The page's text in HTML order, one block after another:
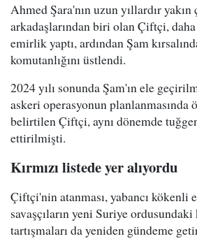
Ahmed Şara'nın uzun yıllardır yakın
arkadaşlarından biri olan Çiftçi,
emirlik yaptı, ardından Şam
komutanlığını üstlendi.
2024 yılı sonunda Şam'ın ele
askeri operasyonun planlanmasında
belirtilen Çiftçi, aynı dönemde
ettirilmişti.
Kırmızı listede yer alıyordu
Çiftçi'nin atanması, yabancı kökenli
savaşçıların yeni Suriye
tartışmaları da yeniden gündeme